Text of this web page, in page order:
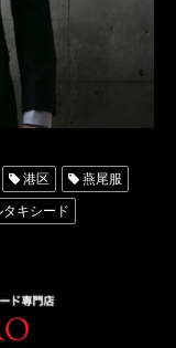
港区 燕尾服
タキシード
ショップの選び方